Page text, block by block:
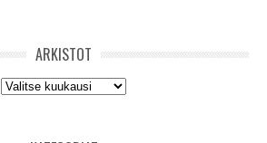
ARKISTOT
Arkistot